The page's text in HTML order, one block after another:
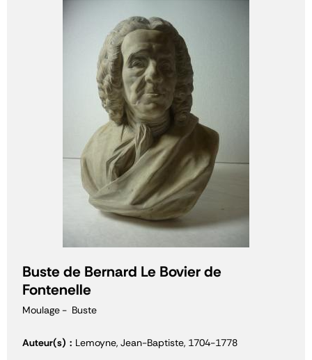
Buste de Bernard Le Bovier de
Fontenelle
Moulage Buste
Auteur(s)
Lemoyne, Jean-Baptiste, 1704-1778